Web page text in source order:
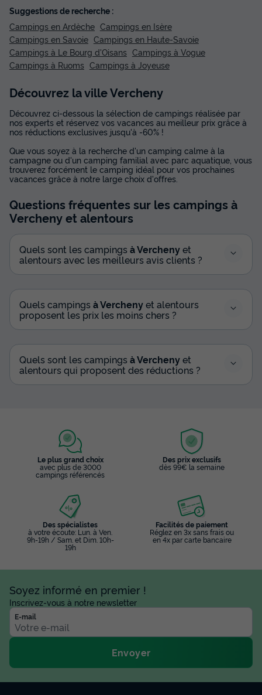
Suggestions de recherche :
Campings en Ardèche Campings en Isère
Campings en Savoie Campings en Haute-Savoie
Campings à Le Bourg d'Oisans Campings à Vogue
Campings à Ruoms Campings à Joyeuse
Découvrez la ville Vercheny
Découvrez ci-dessous la sélection de campings réalisée par
nos experts et réservez vos vacances au meilleur prix grâce à
nos réductions exclusives jusqu'à -60% !
Que vous soyez à la recherche d'un camping calme à la
campagne ou d'un camping familial avec parc aquatique, vous
trouverez forcément le camping idéal pour vos prochaines
vacances grâce à notre large choix d'offres.
Questions fréquentes sur les campings à
Verchenyet alentours
Quels sont les campings à Verchenyet
alentours avec les meilleurs avis clients ?
Quels campings à Verchenyet alentours
proposent les prix les moins chers ?
Quels sont les campings à Verchenyet
alentours qui proposent des réductions ?
Le plus grand choix
avec plus de 3000
campings référencés
Des prix exclusifs
dès 99€ la semaine
Des spécialistes
à votre écoute: Lun. à Ven.
9h-19h / Sam. et Dim. 10h-
19h
Facilités de paiement
Réglez en 3x sans frais ou
en 4x par carte bancaire
Soyez informé en premier !
Inscrivez-vous à notre newsletter
E-mail
Envoyer